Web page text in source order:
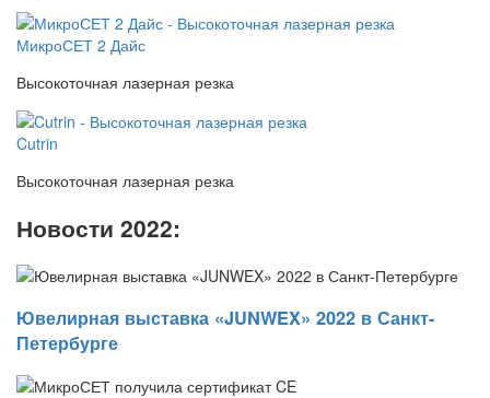
МикроСЕТ 2 Дайс
Высокоточная лазерная резка
Cutrin
Высокоточная лазерная резка
Новости 2022:
Ювелирная выставка «JUNWEX» 2022 в Санкт-
Петербурге